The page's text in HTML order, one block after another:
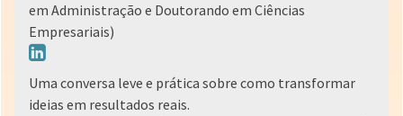
em Administração e Doutorando em Ciências
Empresariais)
Uma conversa leve e prática sobre como transformar
ideias em resultados reais.